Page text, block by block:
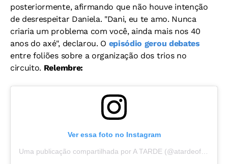
posteriormente, afirmando que não houve intenção
de desrespeitar Daniela. "Dani, eu te amo. Nunca
criaria um problema com você, ainda mais nos 40
anos do axé", declarou. O episódio gerou debates
entre foliões sobre a organização dos trios no
circuito. Relembre:
Ver essa foto no Instagram